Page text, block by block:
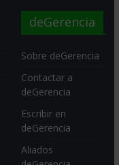
deGerencia
Sobre deGerencia
Contactar a
deGerencia
Escribir en
deGerencia
Aliados